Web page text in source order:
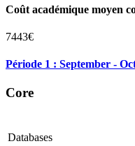
Coût académique moyen
7443€
Période 1 : September -
Core
Databases